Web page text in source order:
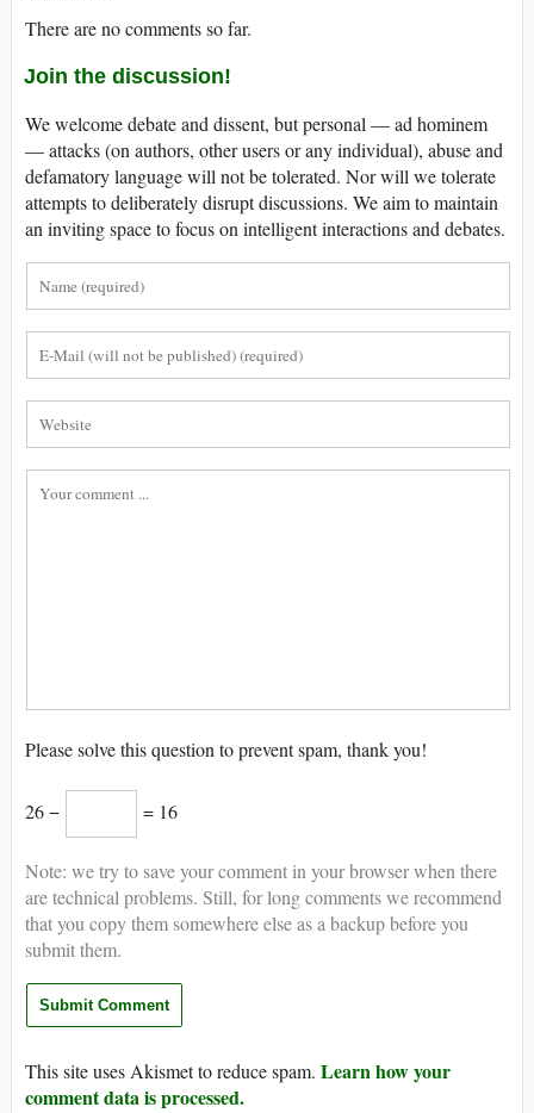
There are no comments so far.
Join the discussion!
We welcome debate and dissent, but personal — ad hominem
— attacks (on authors, other users or any individual), abuse and
defamatory language will not be tolerated. Nor will we tolerate
attempts to deliberately disrupt discussions. We aim to maintain
an inviting space to focus on intelligent interactions and debates.
Please solve this question to prevent spam, thank you!
26 − = 16
Note: we try to save your comment in your browser when there
are technical problems. Still, for long comments we recommend
that you copy them somewhere else as a backup before you
submit them.
This site uses Akismet to reduce spam. Learn how your
comment data is processed.